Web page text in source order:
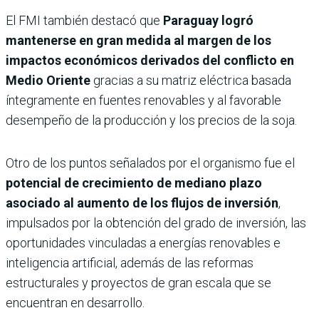
El FMI también destacó que Paraguay logró
mantenerse en gran medida al margen de los
impactos económicos derivados del conflicto en
Medio Oriente gracias a su matriz eléctrica basada
íntegramente en fuentes renovables y al favorable
desempeño de la producción y los precios de la soja.
Otro de los puntos señalados por el organismo fue el
potencial de crecimiento de mediano plazo
asociado al aumento de los flujos de inversión,
impulsados por la obtención del grado de inversión, las
oportunidades vinculadas a energías renovables e
inteligencia artificial, además de las reformas
estructurales y proyectos de gran escala que se
encuentran en desarrollo.